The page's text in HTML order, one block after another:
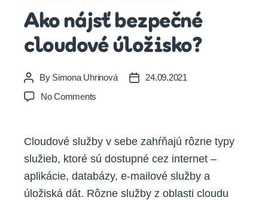
Ako nájsť bezpečné
cloudové úložisko?
Post
author
By Simona Uhrinová
Post24.09.2021
No Comments
bezpečné
cloudové
úložisko?
Cloudové služby v sebe zahŕňajú rôzne typy
služieb, ktoré sú dostupné cez internet –
aplikácie, databázy, e-mailové služby a
úložiská dát. Rôzne služby z oblasti cloudu